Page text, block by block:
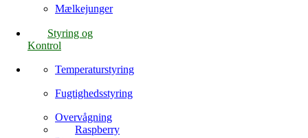
Mælkejunger
Styring og
Kontrol
Temperaturstyring
Fugtighedsstyring
Overvågning
Raspberry